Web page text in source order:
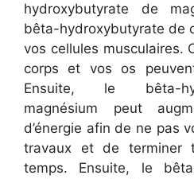
hydroxybutyrate de
bêta-hydroxybutyrate de
vos cellules musculaires.
corps et vos os
Ensuite, le bêta-
magnésium peut
d’énergie afin de ne pas
travaux et de terminer
temps. Ensuite, le